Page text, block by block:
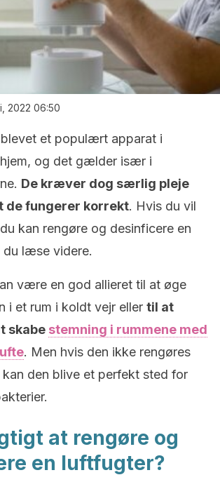
2022 06:50
et populært apparat i
og det gælder især i
De kræver dog særlig pleje
de fungerer korrekt. Hvis du vil
kan rengøre og desinficere en
du læse videre.
være en god allieret til at øge
i et rum i koldt vejr eller til at
skabe stemning i rummene med
. Men hvis den ikke rengøres
den blive et perfekt sted for
at rengøre og
en luftfugter?